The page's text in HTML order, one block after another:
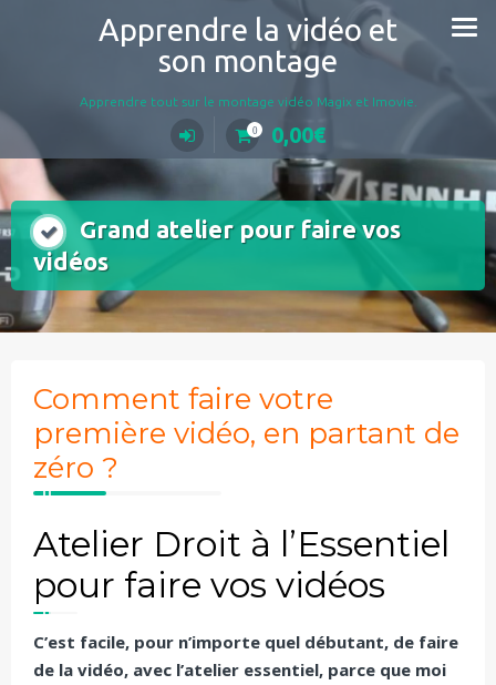
Apprendre la vidéo et
son montage
Apprendre tout sur le montage vidéo Magix et Imovie.
0 0,00€
Grand atelier pour faire vos
vidéos
Comment faire votre
première vidéo, en partant de
zéro ?
Atelier Droit à l’Essentiel
pour faire vos vidéos
C’est facile, pour n’importe quel débutant, de faire
de la vidéo, avec l’atelier essentiel, parce que moi